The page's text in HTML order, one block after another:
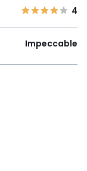
4
Impeccable